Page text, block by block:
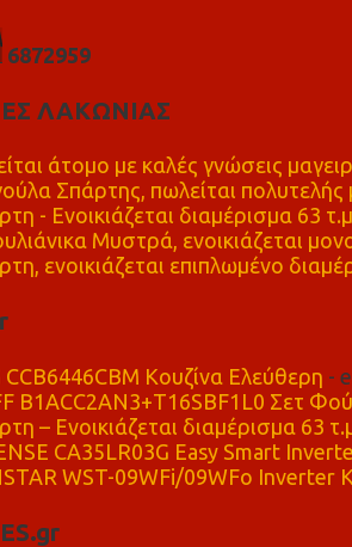
6872959
ΛΑΚΩΝΙΑΣ
άτομο με καλές γνώσεις
Σπάρτης, πωλείται πολυτελής
- Ενοικιάζεται διαμέρισμα 63 τ.μ
Μυστρά, ενοικιάζεται
ενοικιάζεται επιπλωμένο
CCB6446CBM Κουζίνα Ελεύθερη -
B1ACC2AN3+T16SBF1L0 Σετ
– Ενοικιάζεται διαμέρισμα 63
CA35LR03G Easy Smart
WST-09WFi/09WFo Inverter